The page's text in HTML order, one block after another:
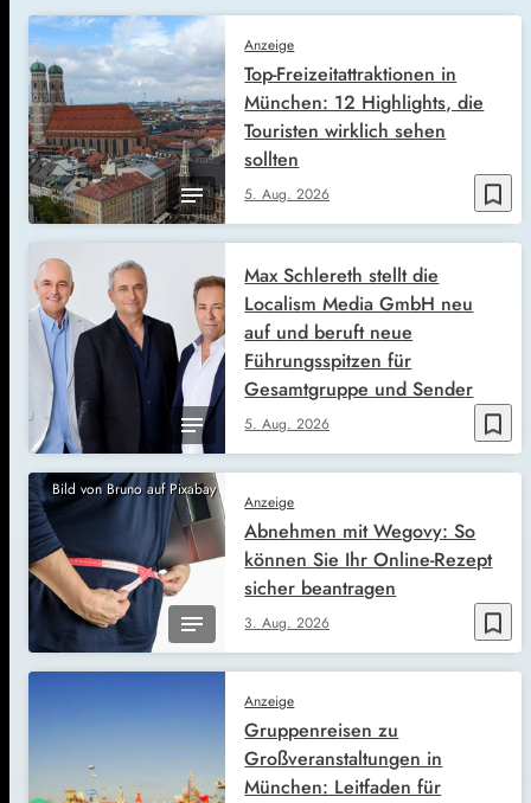
bookmark_border
Anzeige
5. Aug. 2026
Top-Freizeitattraktionen in
München: 12 Highlights, die
Touristen wirklich sehen
sollten
bookmark_border
5. Aug. 2026
Max Schlereth stellt die
Localism Media GmbH neu
auf und beruft neue
Führungsspitzen für
Gesamtgruppe und Sender
Bild von Bruno auf Pixabay
bookmark_border
Anzeige
3. Aug. 2026
Abnehmen mit Wegovy: So
können Sie Ihr Online-Rezept
sicher beantragen
Anzeige
Gruppenreisen zu
Großveranstaltungen in
München: Leitfaden für